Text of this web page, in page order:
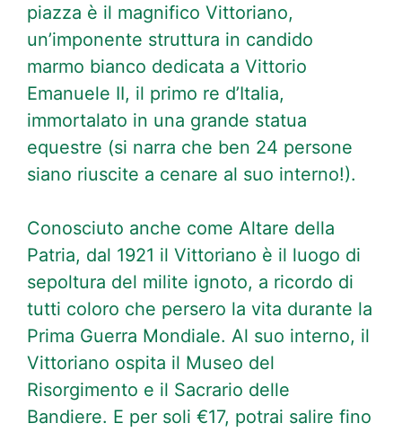
piazza è il magnifico Vittoriano,
un’imponente struttura in candido
marmo bianco dedicata a Vittorio
Emanuele II, il primo re d’Italia,
immortalato in una grande statua
equestre (si narra che ben 24 persone
siano riuscite a cenare al suo interno!).
Conosciuto anche come Altare della
Patria, dal 1921 il Vittoriano è il luogo di
sepoltura del milite ignoto, a ricordo di
tutti coloro che persero la vita durante la
Prima Guerra Mondiale. Al suo interno, il
Vittoriano ospita il Museo del
Risorgimento e il Sacrario delle
Bandiere. E per soli €17, potrai salire fino